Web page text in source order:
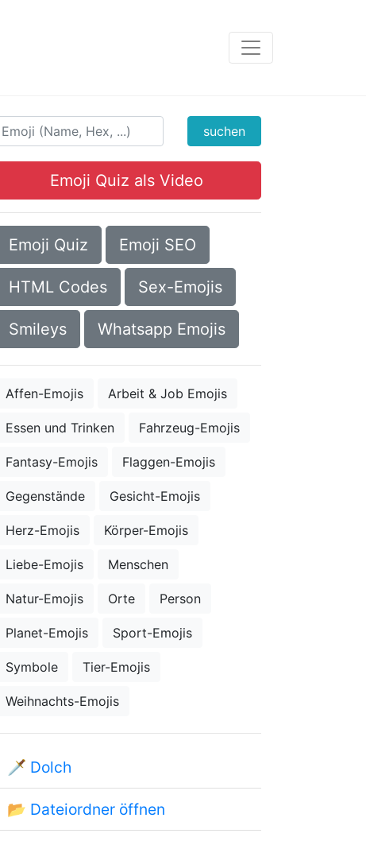
suchen
Emoji Quiz als Video
Emoji Quiz Emoji SEO
HTML Codes Sex-Emojis
Smileys Whatsapp Emojis
Affen-Emojis Arbeit & Job Emojis
Essen und Trinken Fahrzeug-Emojis
Fantasy-Emojis Flaggen-Emojis
Gegenstände Gesicht-Emojis
Herz-Emojis Körper-Emojis
Liebe-Emojis Menschen
Natur-Emojis Orte Person
Planet-Emojis Sport-Emojis
Symbole Tier-Emojis
Weihnachts-Emojis
🗡 Dolch
📂 Dateiordner öffnen